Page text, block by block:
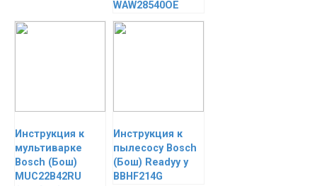
WAW28540OE
Инструкция к
мультиварке
Bosch (Бош)
MUC22B42RU
Инструкция к
пылесосу Bosch
(Бош) Readyy y
BBHF214G